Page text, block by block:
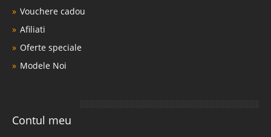
Vouchere cadou
Afiliati
Oferte speciale
Modele Noi
Contul meu